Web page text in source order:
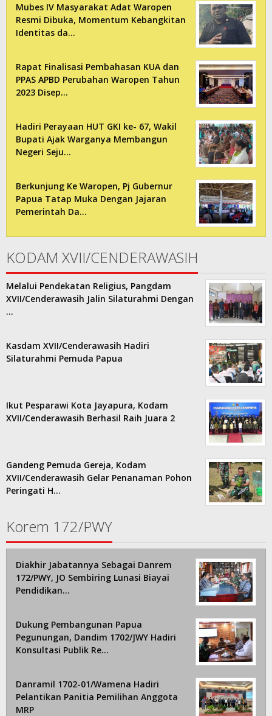
Mubes IV Masyarakat Adat Waropen
Resmi Dibuka, Momentum Kebangkitan
Identitas da…
Rapat Finalisasi Pembahasan KUA dan
PPAS APBD Perubahan Waropen Tahun
2023 Disep…
Hadiri Perayaan HUT GKI ke- 67, Wakil
Bupati Ajak Warganya Membangun
Negeri Seju…
Berkunjung Ke Waropen, Pj Gubernur
Papua Tatap Muka Dengan Jajaran
Pemerintah Da…
KODAM XVII/CENDERAWASIH
Melalui Pendekatan Religius, Pangdam
XVII/Cenderawasih Jalin Silaturahmi Dengan
…
Kasdam XVII/Cenderawasih Hadiri
Silaturahmi Pemuda Papua
Ikut Pesparawi Kota Jayapura, Kodam
XVII/Cenderawasih Berhasil Raih Juara 2
Gandeng Pemuda Gereja, Kodam
XVII/Cenderawasih Gelar Penanaman Pohon
Peringati H…
Korem 172/PWY
Diakhir Jabatannya Sebagai Danrem
172/PWY, JO Sembiring Lunasi Biayai
Pendidikan…
Dukung Pembangunan Papua
Pegunungan, Dandim 1702/JWY Hadiri
Konsultasi Publik Re…
Danramil 1702-01/Wamena Hadiri
Pelantikan Panitia Pemilihan Anggota
MRP